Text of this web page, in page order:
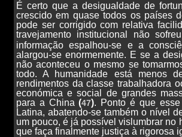
É certo que a desigualdade de
crescido em quase todos os países
pode ser corrigido com relativa
travejamento institucional não
informação espalhou-se e a
alargou-se enormemente. E se a
não aconteceu o mesmo se
todo. A humanidade está menos
rendimentos da classe trabalhadora
económica e social de grandes
para a China(47). Ponto é que
Latina, abatendo-se também o nível
um pouco, é já possível vislumbrar no
que faça finalmente justiça à rigorosa